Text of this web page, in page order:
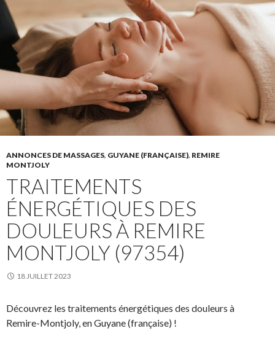
ANNONCES DE MASSAGES, GUYANE (FRANÇAISE), REMIRE
MONTJOLY
TRAITEMENTS
ÉNERGÉTIQUES DES
DOULEURS À REMIRE
MONTJOLY (97354)
18 JUILLET 2023
Découvrez les traitements énergétiques des douleurs à
Remire-Montjoly, en Guyane (française) !